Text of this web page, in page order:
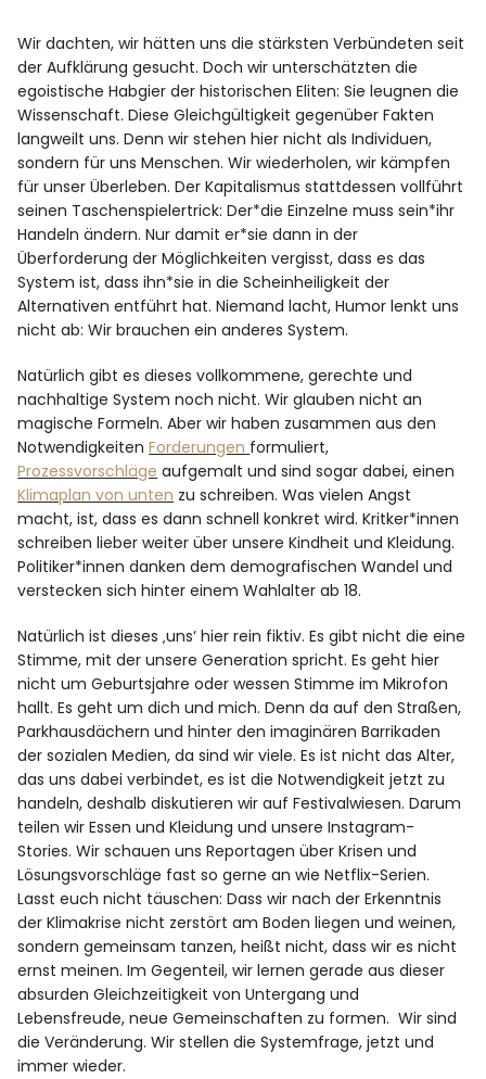
Wir dachten, wir hätten uns die stärksten Verbündeten seit
der Aufklärung gesucht. Doch wir unterschätzten die
egoistische Habgier der historischen Eliten: Sie leugnen die
Wissenschaft. Diese Gleichgültigkeit gegenüber Fakten
langweilt uns. Denn wir stehen hier nicht als Individuen,
sondern für uns Menschen. Wir wiederholen, wir kämpfen
für unser Überleben. Der Kapitalismus stattdessen vollführt
seinen Taschenspielertrick: Der*die Einzelne muss sein*ihr
Handeln ändern. Nur damit er*sie dann in der
Überforderung der Möglichkeiten vergisst, dass es das
System ist, dass ihn*sie in die Scheinheiligkeit der
Alternativen entführt hat. Niemand lacht, Humor lenkt uns
nicht ab: Wir brauchen ein anderes System.
Natürlich gibt es dieses vollkommene, gerechte und
nachhaltige System noch nicht. Wir glauben nicht an
magische Formeln. Aber wir haben zusammen aus den
NotwendigkeitenForderungen formuliert,
Prozessvorschläge aufgemalt und sind sogar dabei, einen
Klimaplan von unten zu schreiben. Was vielen Angst
macht, ist, dass es dann schnell konkret wird. Kritker*innen
schreiben lieber weiter über unsere Kindheit und Kleidung.
Politiker*innen danken dem demografischen Wandel und
verstecken sich hinter einem Wahlalter ab 18.
Natürlich ist dieses ‚uns‘ hier rein fiktiv. Es gibt nicht die eine
Stimme, mit der unsere Generation spricht. Es geht hier
nicht um Geburtsjahre oder wessen Stimme im Mikrofon
hallt. Es geht um dich und mich. Denn da auf den Straßen,
Parkhausdächern und hinter den imaginären Barrikaden
der sozialen Medien, da sind wir viele. Es ist nicht das Alter,
das uns dabei verbindet, es ist die Notwendigkeit jetzt zu
handeln, deshalb diskutieren wir auf Festivalwiesen. Darum
teilen wir Essen und Kleidung und unsere Instagram-
Stories. Wir schauen uns Reportagen über Krisen und
Lösungsvorschläge fast so gerne an wie Netflix-Serien.
Lasst euch nicht täuschen: Dass wir nach der Erkenntnis
der Klimakrise nicht zerstört am Boden liegen und weinen,
sondern gemeinsam tanzen, heißt nicht, dass wir es nicht
ernst meinen. Im Gegenteil, wir lernen gerade aus dieser
absurden Gleichzeitigkeit von Untergang und
Lebensfreude, neue Gemeinschaften zu formen. Wir sind
die Veränderung. Wir stellen die Systemfrage, jetzt und
immer wieder.